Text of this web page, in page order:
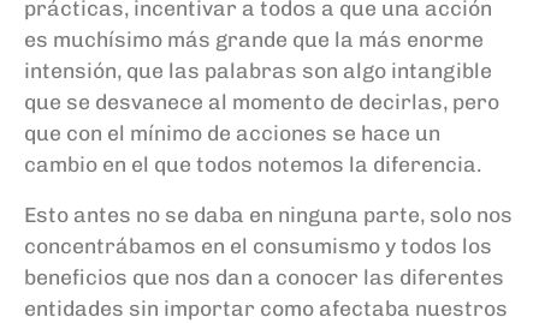
prácticas, incentivar a todos a que una acción
es muchísimo más grande que la más enorme
intensión, que las palabras son algo intangible
que se desvanece al momento de decirlas, pero
que con el mínimo de acciones se hace un
cambio en el que todos notemos la diferencia.
Esto antes no se daba en ninguna parte, solo nos
concentrábamos en el consumismo y todos los
beneficios que nos dan a conocer las diferentes
entidades sin importar como afectaba nuestros